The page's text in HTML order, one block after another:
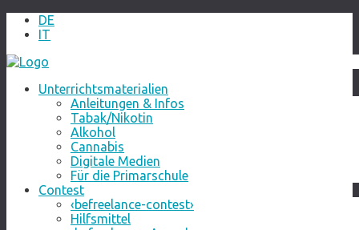
DE
IT
Unterrichtsmaterialien
Anleitungen & Infos
Tabak/Nikotin
Alkohol
Cannabis
Digitale Medien
Für die Primarschule
Contest
‹befreelance-contest›
Hilfsmittel